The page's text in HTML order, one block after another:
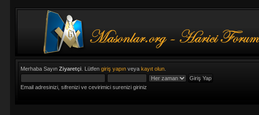
Merhaba SayınZiyaretçi . Lütfengiriş yapın veyakayıt olun
Email adresinizi, sifrenizi ve cevirimici surenizi giriniz